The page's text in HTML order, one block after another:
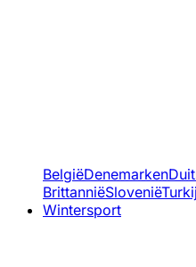
BelgiëDenemarken
BrittanniëSlovenië
Wintersport